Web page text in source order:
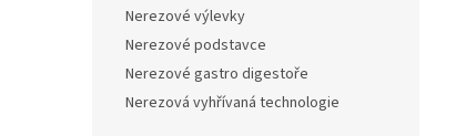
Nerezové výlevky
Nerezové podstavce
Nerezové gastro digestoře
Nerezová vyhřívaná technologie